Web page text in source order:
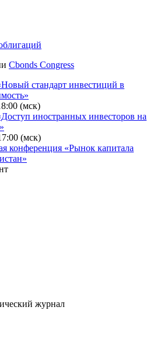
Cbonds Congress
стандарт инвестиций в
(мск)
иностранных инвесторов на
(мск)
конференция «Рынок капитала
журнал